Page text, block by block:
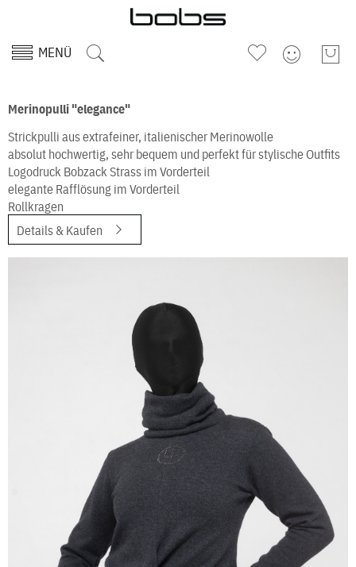
MENÜ
Merinopulli "elegance"
Strickpulli aus extrafeiner, italienischer Merinowolle
absolut hochwertig, sehr bequem und perfekt für stylische Outfits
Logodruck Bobzack Strass im Vorderteil
elegante Rafflösung im Vorderteil
Rollkragen
Details & Kaufen